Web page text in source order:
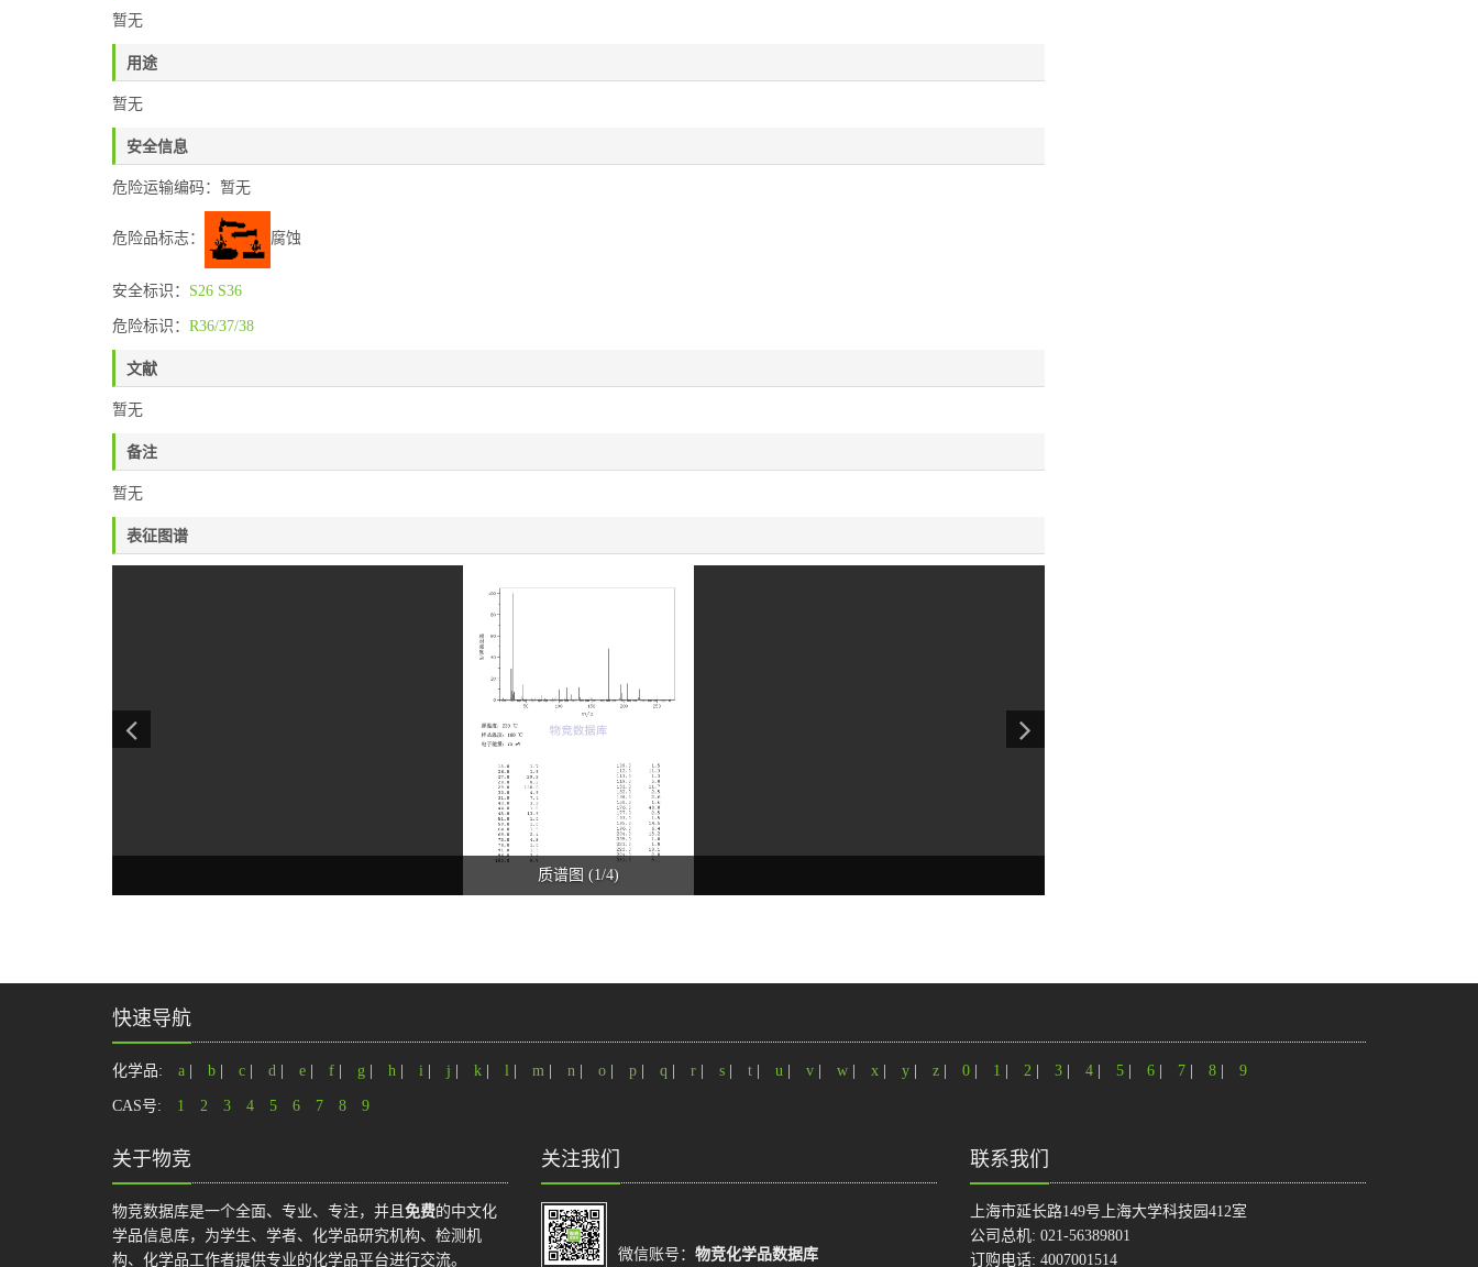
暂无
用途
暂无
安全信息
危险运输编码：暂无
危险品标志： 腐蚀
安全标识： S26 S36
危险标识： R36/37/38
文献
暂无
备注
暂无
表征图谱
质谱图 (1/4)
快速导航
化学品: a b c d e f g h i j k l m n o p q r s t u v w x y z 0 1 2 3 4 5 6 7 8 9
CAS号: 1 2 3 4 5 6 7 8 9
关于物竞
物竞数据库是一个全面、专业、专注，并且 免费的中文化
学品信息库，为学生、学者、化学品研究机构、检测机
构、化学品工作者提供专业的化学品平台进行交流。
关注我们
微信账号： 物竞化学品数据库
联系我们
上海市延长路149号上海大学科技园412室
公司总机: 021-56389801
订购电话: 4007001514